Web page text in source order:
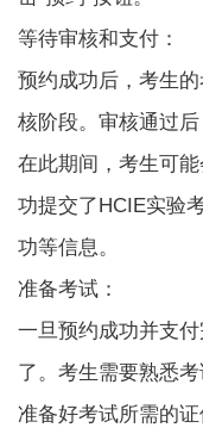
等待审核和支付：
预约成功后，考生
核阶段。审核通过后
在此期间，考生可
功提交了HCIE实验
功等信息。
准备考试：
一旦预约成功并支
了。考生需要熟悉
准备好考试所需的证